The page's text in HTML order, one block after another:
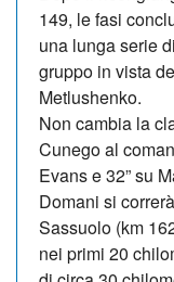
149, le fasi
una lunga serie
gruppo in vista
Metlushenko.
Non cambia la
Cunego al
Evans e 32” su
Domani si
Sassuolo (km
nei primi 20